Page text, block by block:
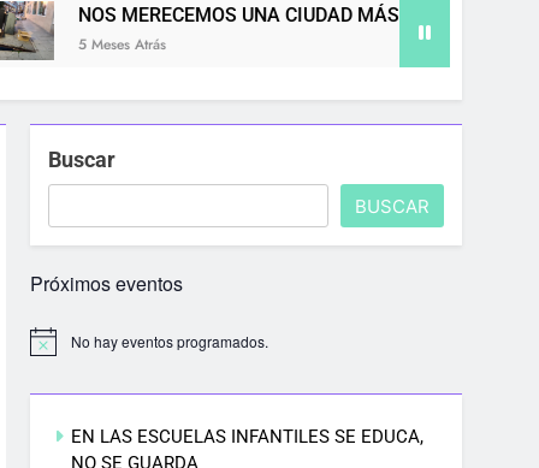
UNA CIUDAD MÁS LIMPIA
Buscar
BUSCAR
Próximos eventos
No hay eventos programados.
EN LAS ESCUELAS INFANTILES SE EDUCA,
NO SE GUARDA